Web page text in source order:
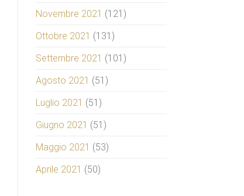
Novembre 2021 (121)
Ottobre 2021 (131)
Settembre 2021 (101)
Agosto 2021 (51)
Luglio 2021 (51)
Giugno 2021 (51)
Maggio 2021 (53)
Aprile 2021 (50)